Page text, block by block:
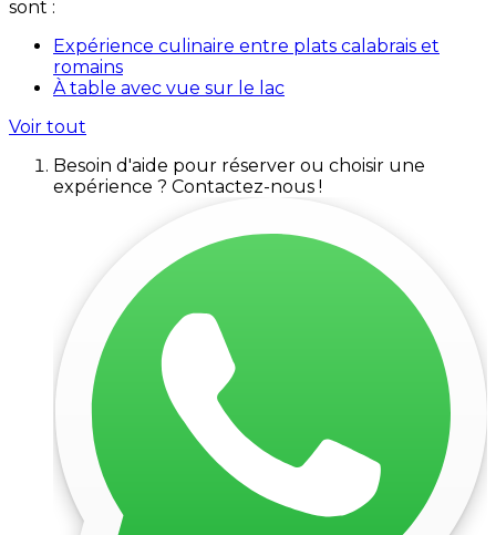
sont :
Expérience culinaire entre plats calabrais et
romains
À table avec vue sur le lac
Voir tout
Besoin d'aide pour réserver ou choisir une
expérience ? Contactez-nous !